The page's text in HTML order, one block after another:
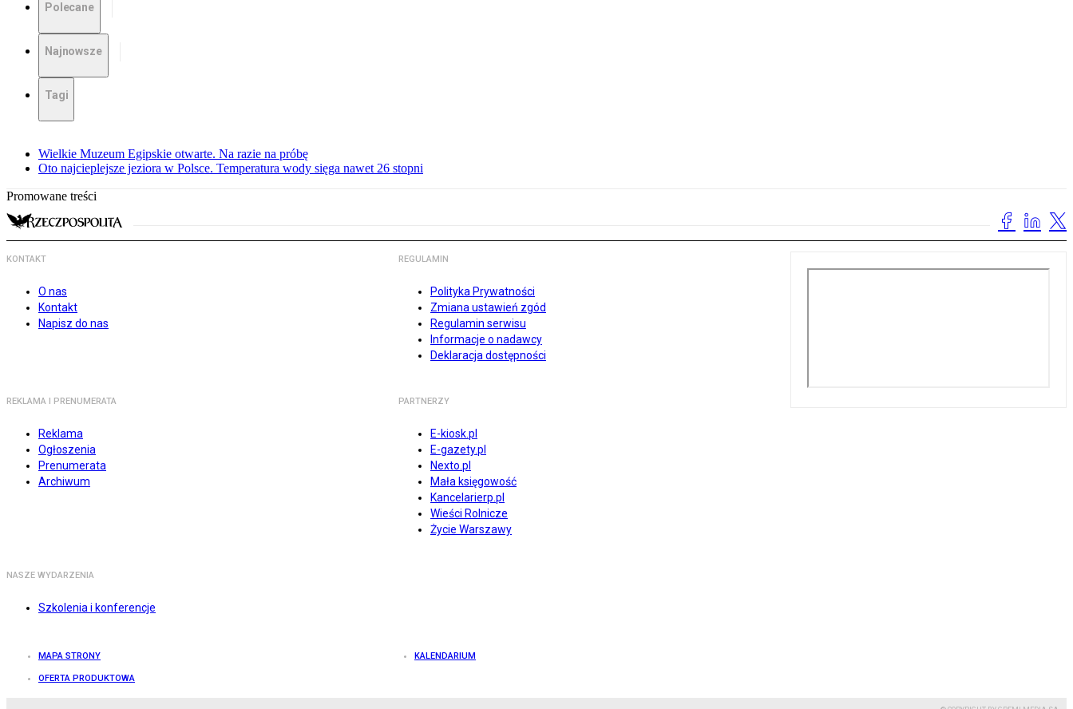
Polecane
Najnowsze
Tagi
Wielkie Muzeum Egipskie otwarte. Na razie na próbę
Oto najcieplejsze jeziora w Polsce. Temperatura wody sięga nawet 26 stopni
Promowane treści
KONTAKT
O nas
Kontakt
Napisz do nas
REGULAMIN
Polityka Prywatności
Zmiana ustawień zgód
Regulamin serwisu
Informacje o nadawcy
Deklaracja dostępności
REKLAMA I PRENUMERATA
Reklama
Ogłoszenia
Prenumerata
Archiwum
PARTNERZY
E-kiosk.pl
E-gazety.pl
Nexto.pl
Mała księgowość
Kancelarierp.pl
Wieści Rolnicze
Życie Warszawy
NASZE WYDARZENIA
Szkolenia i konferencje
MAPA STRONY KALENDARIUM
OFERTA PRODUKTOWA